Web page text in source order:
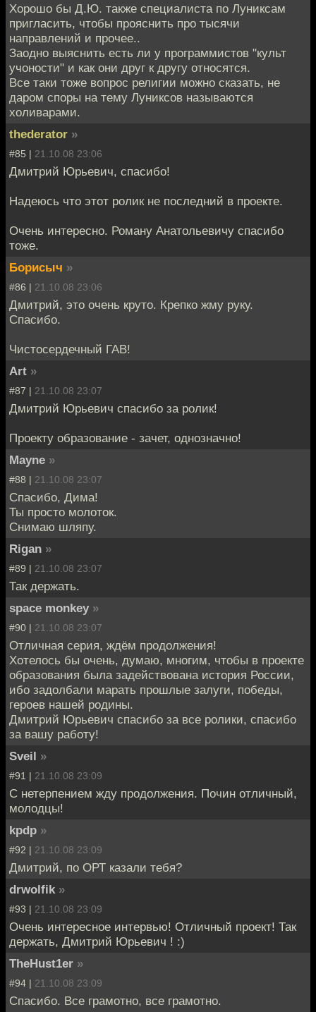
Хорошо бы Д.Ю. также специалиста по Луниксам
пригласить, чтобы прояснить про тысячи
направлений и прочее..
Заодно выяснить есть ли у программистов "культ
учоности" и как они друг к другу относятся.
Все таки тоже вопрос религии можно сказать, не
даром споры на тему Луниксов называются
холиварами.
thederator »
#85 | 21.10.08 23:06
Дмитрий Юрьевич, спасибо!
Надеюсь что этот ролик не последний в проекте.
Очень интересно. Роману Анатольевичу спасибо
тоже.
Борисыч »
#86 | 21.10.08 23:06
Дмитрий, это очень круто. Крепко жму руку.
Спасибо.
Чистосердечный ГАВ!
Art »
#87 | 21.10.08 23:07
Дмитрий Юрьевич спасибо за ролик!
Проекту образование - зачет, однозначно!
Mayne »
#88 | 21.10.08 23:07
Спасибо, Дима!
Ты просто молоток.
Снимаю шляпу.
Rigan »
#89 | 21.10.08 23:07
Так держать.
space monkey »
#90 | 21.10.08 23:07
Отличная серия, ждём продолжения!
Хотелось бы очень, думаю, многим, чтобы в проекте
образования была задействована история России,
ибо задолбали марать прошлые залуги, победы,
героев нашей родины.
Дмитрий Юрьевич спасибо за все ролики, спасибо
за вашу работу!
Sveil »
#91 | 21.10.08 23:09
С нетерпением жду продолжения. Почин отличный,
молодцы!
kpdp »
#92 | 21.10.08 23:09
Дмитрий, по ОРТ казали тебя?
drwolfik »
#93 | 21.10.08 23:09
Очень интересное интервью! Отличный проект! Так
держать, Дмитрий Юрьевич ! :)
TheHust1er »
#94 | 21.10.08 23:09
Спасибо. Все грамотно, все грамотно.